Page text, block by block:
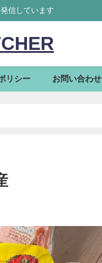
信しています
リシー お問い合わせ